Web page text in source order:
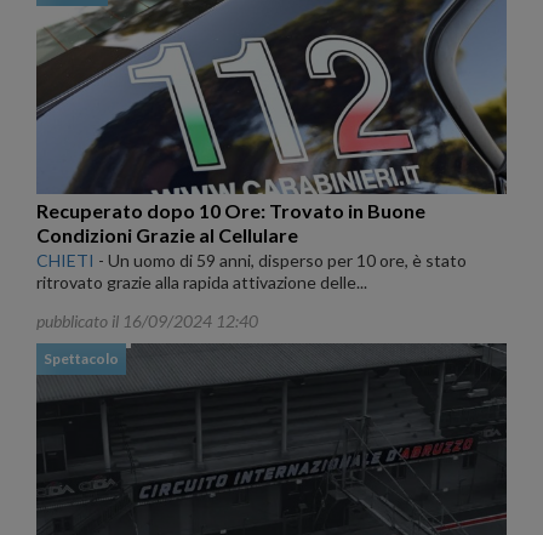
Recuperato dopo 10 Ore: Trovato in Buone
Condizioni Grazie al Cellulare
CHIETI - Un uomo di 59 anni, disperso per 10 ore, è stato
ritrovato grazie alla rapida attivazione delle...
pubblicato il 16/09/2024 12:40
Spettacolo